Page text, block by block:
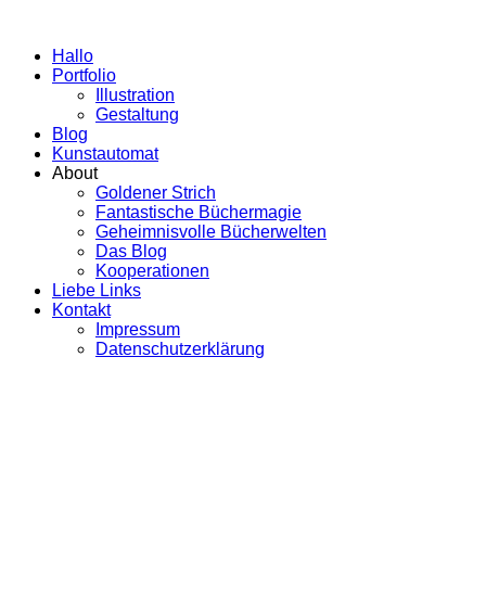
Hallo
Portfolio
Illustration
Gestaltung
Blog
Kunstautomat
About
Goldener Strich
Fantastische Büchermagie
Geheimnisvolle Bücherwelten
Das Blog
Kooperationen
Liebe Links
Kontakt
Impressum
Datenschutzerklärung